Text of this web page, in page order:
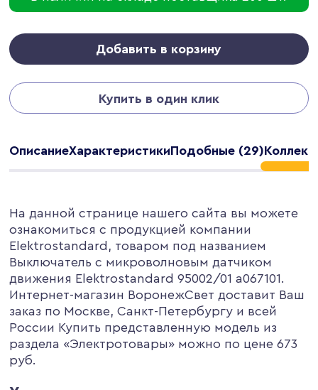
Добавить в корзину
Купить в один клик
ОписаниеХарактеристикиПодобные (29)
На данной странице нашего сайта вы можете
ознакомиться с продукцией компании
Elektrostandard, товаром под названием
Выключатель с микроволновым датчиком
движения Elektrostandard 95002/01 a067101.
Интернет-магазин ВоронежСвет доставит Ваш
заказ по Москве, Санкт-Петербургу и всей
России Купить представленную модель из
раздела «Электротовары» можно по цене 673
руб.